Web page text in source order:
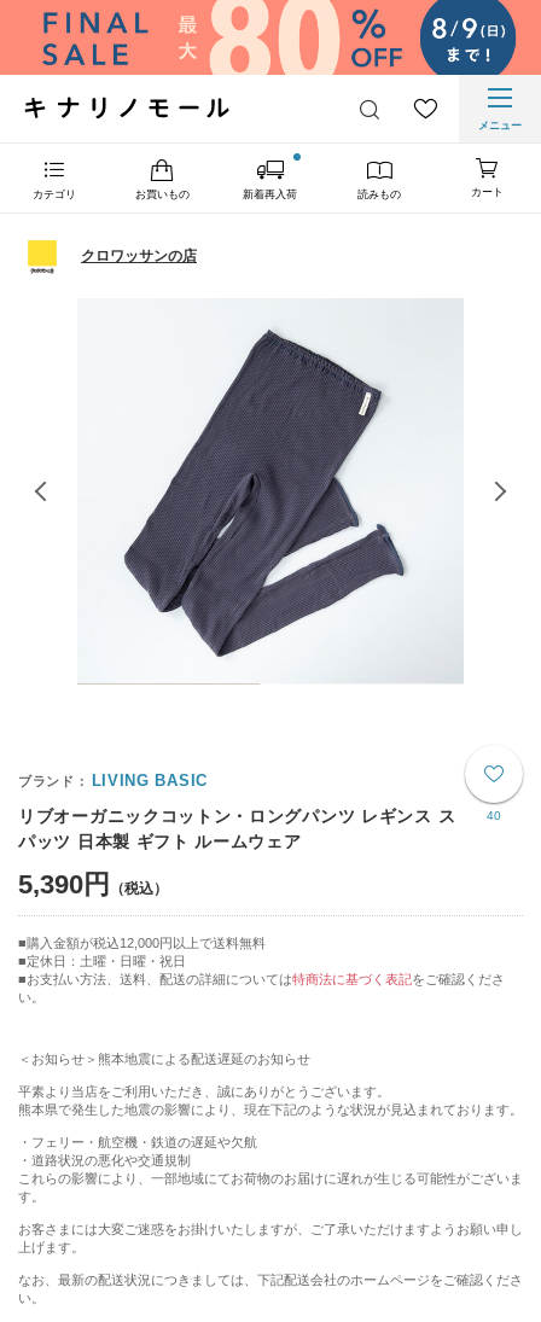
メニュー
カテゴリ お買いもの 新着再入荷 読みもの カート
クロワッサンの店
40
LIVING BASIC
リブオーガニックコットン・ロングパンツ レギンス ス
パッツ 日本製 ギフト ルームウェア
5,390円
購入金額が税込12,000円以上で送料無料
定休日：土曜・日曜・祝日
■お支払い方法、送料、配送の詳細については特商法に基づく表記をご確認くださ
い。
＜お知らせ＞熊本地震による配送遅延のお知らせ
平素より当店をご利用いただき、誠にありがとうございます。
熊本県で発生した地震の影響により、現在下記のような状況が見込まれております。
・フェリー・航空機・鉄道の遅延や欠航
・道路状況の悪化や交通規制
これらの影響により、一部地域にてお荷物のお届けに遅れが生じる可能性がございま
す。
お客さまには大変ご迷惑をお掛けいたしますが、ご了承いただけますようお願い申し
上げます。
なお、最新の配送状況につきましては、下記配送会社のホームページをご確認くださ
い。